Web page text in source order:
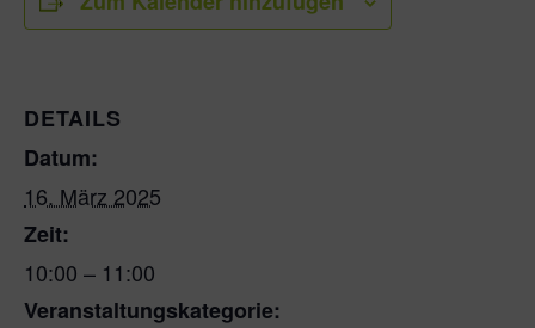
DETAILS
Datum:
16. März 2025
Zeit:
10:00 – 11:00
Veranstaltungskategorie: